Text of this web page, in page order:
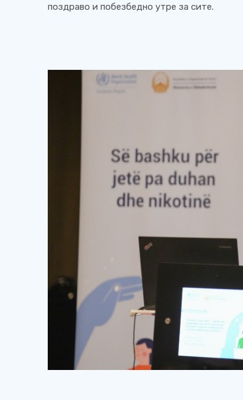
поздраво и побезбедно утре за сите.